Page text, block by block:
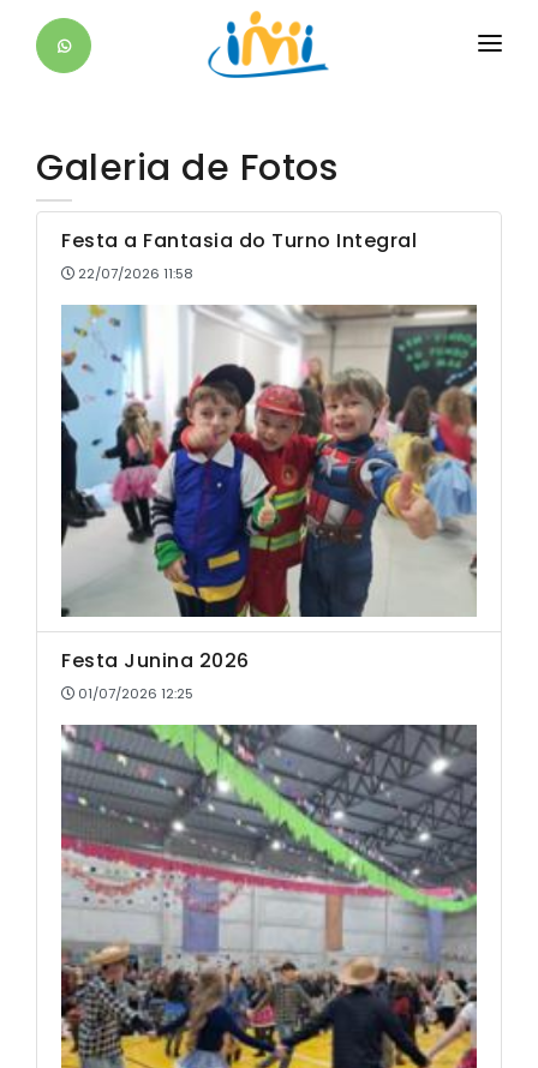
EDUCACIONAL
ESTUDANTE
DIFERENCIAIS
SAIBA +
CONTATO
Galeria de Fotos
Festa a Fantasia do Turno Integral
22/07/2026 11:58
Festa Junina 2026
01/07/2026 12:25